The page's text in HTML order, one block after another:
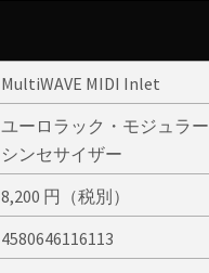
MultiWAVE MIDI Inlet
ユーロラック・モジュラー
シンセサイザー
8,200 円（税別）
4580646116113